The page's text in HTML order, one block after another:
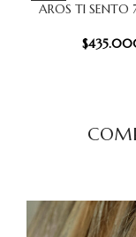
AROS TI SENTO
$